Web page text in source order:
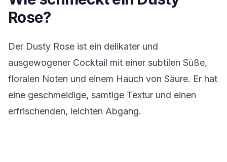
Rose?
Der Dusty Rose ist ein delikater und
ausgewogener Cocktail mit einer subtilen Süße,
floralen Noten und einem Hauch von Säure. Er hat
eine geschmeidige, samtige Textur und einen
erfrischenden, leichten Abgang.